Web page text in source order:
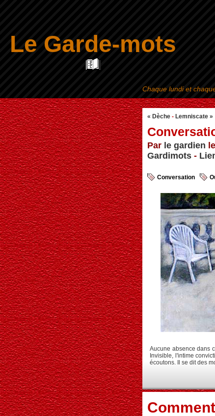
Le Garde-mots
« Dèche - Lemniscate »
Par le gardien
Gardimots -
Conversation
Aucune absence dans
Invisible, l'intime
écoutons. Il se dit des
Chaque lundi et